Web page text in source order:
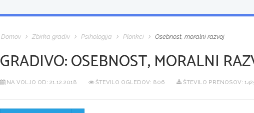
Domov Zbirka gradiv Psihologija Plonkci Osebnost, moralni razvoj
GRADIVO:OSEBNOST, MORALNI
NA VOLJO OD: 21.12.2018 ŠTEVILO OGLEDOV: 806 ŠTEVILO PRENOSOV: